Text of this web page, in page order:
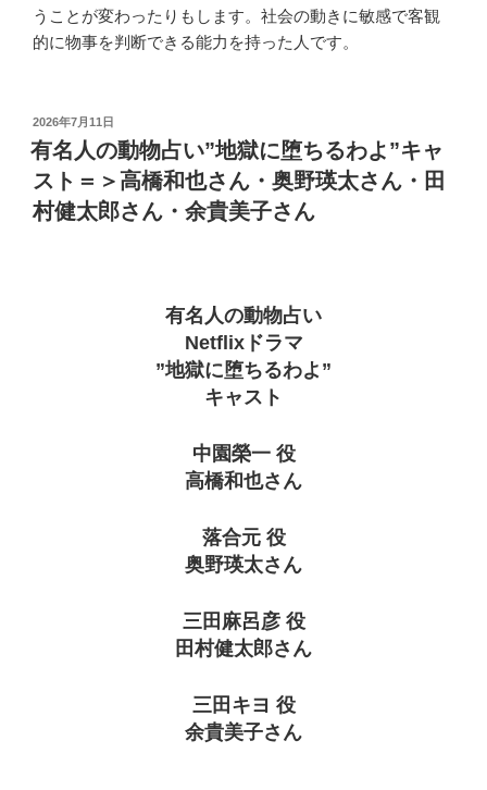
うことが変わったりもします。社会の動きに敏感で客観
的に物事を判断できる能力を持った人です。
投
稿
日:
2026年7月11日
有名人の動物占い”地獄に堕ちるわよ”キャ
スト＝＞高橋和也さん・奥野瑛太さん・田
村健太郎さん・余貴美子さん
有名人の動物占い
Netflixドラマ
”地獄に堕ちるわよ”
キャスト
中園榮一 役
高橋和也さん
落合元 役
奥野瑛太さん
三田麻呂彦 役
田村健太郎さん
三田キヨ 役
余貴美子さん